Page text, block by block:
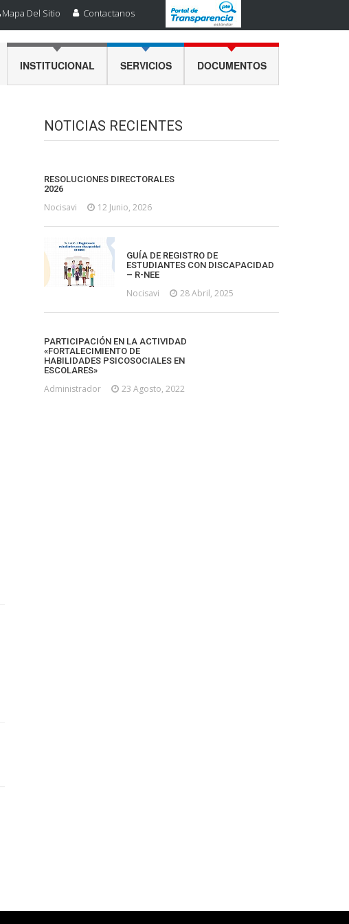
Mapa Del Sitio Contactanos
INSTITUCIONAL SERVICIOS DOCUMENTOS
NOTICIAS RECIENTES
RESOLUCIONES DIRECTORALES
2026
Nocisavi 12 Junio, 2026
GUÍA DE REGISTRO DE
ESTUDIANTES CON DISCAPACIDAD
– R-NEE
Nocisavi 28 Abril, 2025
PARTICIPACIÓN EN LA ACTIVIDAD
«FORTALECIMIENTO DE
HABILIDADES PSICOSOCIALES EN
ESCOLARES»
Administrador 23 Agosto, 2022